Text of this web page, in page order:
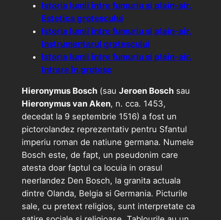
Istoria lumii între fumuriu si plain-air.
Estetica grotescului
Istoria lumii între fumuriu si plain-air.
Instrumentarul grotescului
Istoria lumii între fumuriu si plain-air.
Intrare în grotesc
Hieronymus Bosch(sau Jeroen Boschsau
Hieronymus van Aken, n. cca. 1453,
decedat la 9 septembrie 1516) a fost un
pictorolandez reprezentativ pentru Sfantul
imperiu roman de natiune germana. Numele
Bosch este, de fapt, un pseudonim care
atesta doar faptul ca locuia in orasul
neerlandez Den Bosch, la granita actuala
dintre Olanda, Belgia si Germania. Picturile
sale, cu pretext religios, sunt interpretate ca